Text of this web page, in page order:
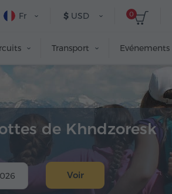
0
$ USD
Fr
Transport Evénements
de Khndzoresk
Voir